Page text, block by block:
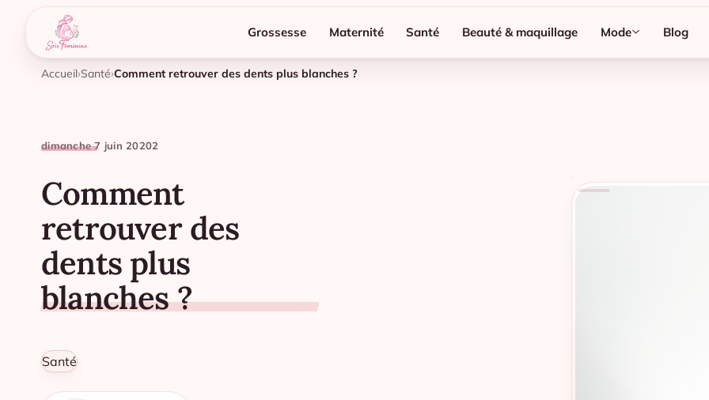
Grossesse Maternité Santé Beauté & maquillage Mode Blog
Accueil Santé Comment retrouver des dents plus blanches ?
dimanche 7 juin 20202
Comment
retrouver des
dents plus
blanches ?
Santé